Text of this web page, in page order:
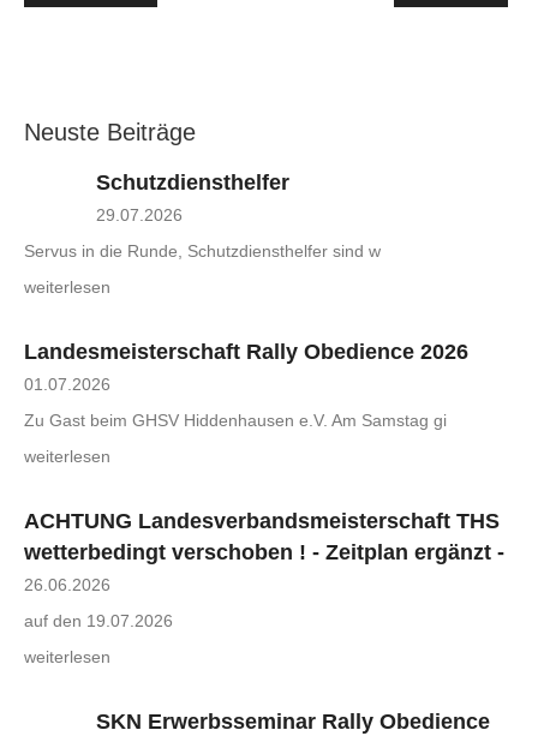
Neuste Beiträge
Schutzdiensthelfer
29.07.2026
Servus in die Runde, Schutzdiensthelfer sind w
weiterlesen
Landesmeisterschaft Rally Obedience 2026
01.07.2026
Zu Gast beim GHSV Hiddenhausen e.V. Am Samstag gi
weiterlesen
ACHTUNG Landesverbandsmeisterschaft THS
wetterbedingt verschoben ! - Zeitplan ergänzt -
26.06.2026
auf den 19.07.2026
weiterlesen
SKN Erwerbsseminar Rally Obedience